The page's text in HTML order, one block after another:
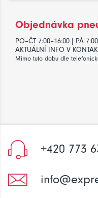
Objednávka
PO–ČT 7:00–16:00 | PÁ
AKTUÁLNÍ INFO V
Mimo tuto dobu dle
+420 773